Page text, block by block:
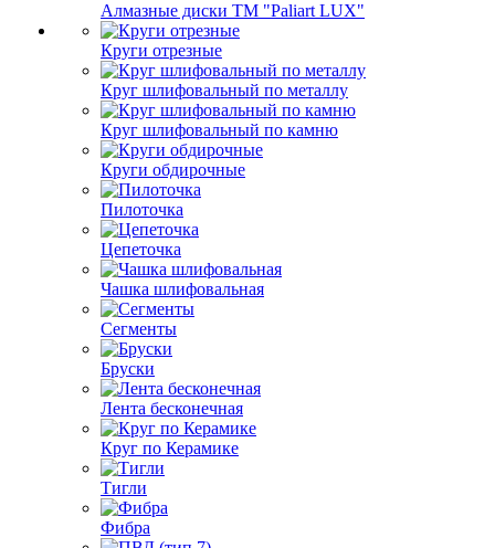
Алмазные диски ТМ "Paliart LUX"
Круги отрезные
Круг шлифовальный по металлу
Круг шлифовальный по камню
Круги обдирочные
Пилоточка
Цепеточка
Чашка шлифовальная
Сегменты
Бруски
Лента бесконечная
Круг по Керамике
Тигли
Фибра